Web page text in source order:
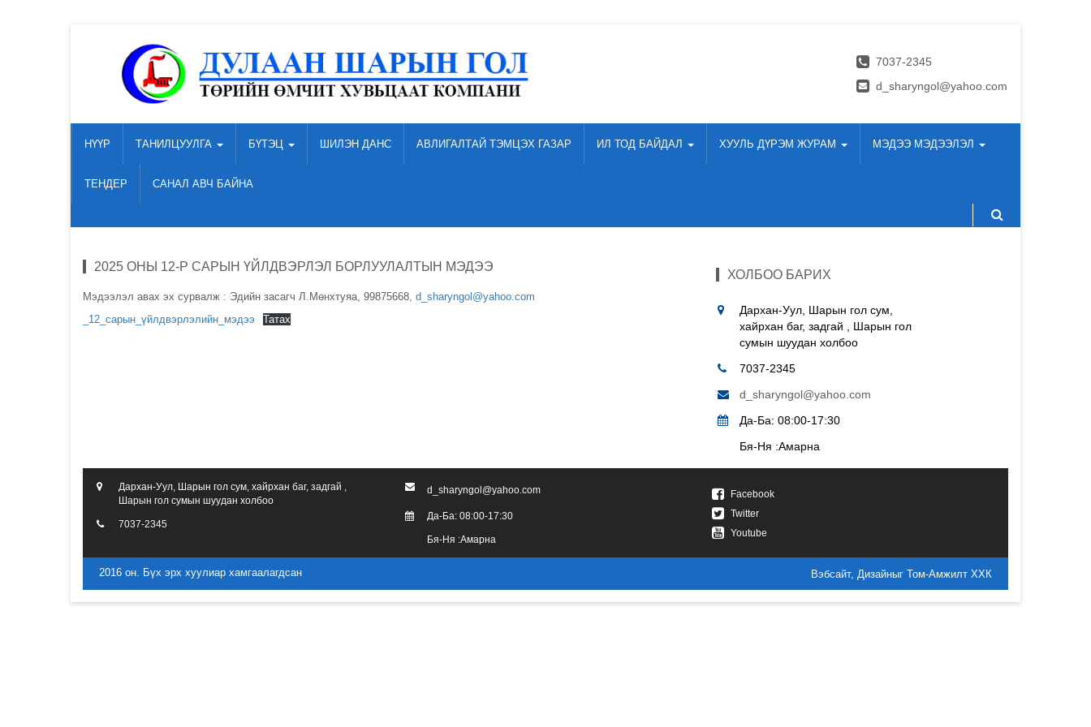
7037-2345
d_sharyngol@yahoo.com
НҮҮР ТАНИЛЦУУЛГА БҮТЭЦ ШИЛЭН ДАНС АВЛИГАЛТАЙ ТЭМЦЭХ ГАЗАР ИЛ ТОД БАЙДАЛ ХУУЛЬ ДҮРЭМ ЖУРАМ МЭДЭЭ МЭДЭЭЛЭЛ
ТЕНДЕР САНАЛ АВЧ БАЙНА
2025 ОНЫ 12-Р САРЫН ҮЙЛДВЭРЛЭЛ БОРЛУУЛАЛТЫН МЭДЭЭ
Мэдээлэл авах эх сурвалж : Эдийн засагч Л.Мөнхтуяа, 99875668, d_sharyngol@yahoo.com
_12_сарын_үйлдвэрлэлийн_мэдээ
Татах
ХОЛБОО БАРИХ
Дархан-Уул, Шарын гол сум,
хайрхан баг, задгай , Шарын гол
сумын шуудан холбоо
7037-2345
d_sharyngol@yahoo.com
Да-Ба: 08:00-17:30
Бя-Ня :Амарна
Дархан-Уул, Шарын гол сум, хайрхан баг, задгай ,
Шарын гол сумын шуудан холбоо
7037-2345
d_sharyngol@yahoo.com
Да-Ба: 08:00-17:30
Бя-Ня :Амарна
Facebook
Twitter
Youtube
2016 он. Бүх эрх хуулиар хамгаалагдсан Вэбсайт, Дизайныг Том-Амжилт ХХК